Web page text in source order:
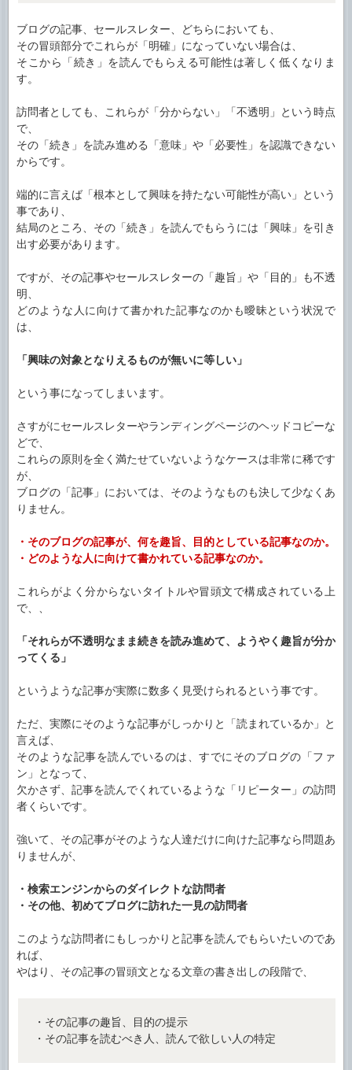
ブログの記事、セールスレター、どちらにおいても、
その冒頭部分でこれらが「明確」になっていない場合は、
そこから「続き」を読んでもらえる可能性は著しく低くなりま
す。
訪問者としても、これらが「分からない」「不透明」という時点
で、
その「続き」を読み進める「意味」や「必要性」を認識できない
からです。
端的に言えば「根本として興味を持たない可能性が高い」という
事であり、
結局のところ、その「続き」を読んでもらうには「興味」を引き
出す必要があります。
ですが、その記事やセールスレターの「趣旨」や「目的」も不透
明、
どのような人に向けて書かれた記事なのかも曖昧という状況で
は、
「興味の対象となりえるものが無いに等しい」
という事になってしまいます。
さすがにセールスレターやランディングページのヘッドコピーな
どで、
これらの原則を全く満たせていないようなケースは非常に稀です
が、
ブログの「記事」においては、そのようなものも決して少なくあ
りません。
・そのブログの記事が、何を趣旨、目的としている記事なのか。
・どのような人に向けて書かれている記事なのか。
これらがよく分からないタイトルや冒頭文で構成されている上
で、、
「それらが不透明なまま続きを読み進めて、ようやく趣旨が分か
ってくる」
というような記事が実際に数多く見受けられるという事です。
ただ、実際にそのような記事がしっかりと「読まれているか」と
言えば、
そのような記事を読んでいるのは、すでにそのブログの「ファ
ン」となって、
欠かさず、記事を読んでくれているような「リピーター」の訪問
者くらいです。
強いて、その記事がそのような人達だけに向けた記事なら問題あ
りませんが、
・検索エンジンからのダイレクトな訪問者
・その他、初めてブログに訪れた一見の訪問者
このような訪問者にもしっかりと記事を読んでもらいたいのであ
れば、
やはり、その記事の冒頭文となる文章の書き出しの段階で、
・その記事の趣旨、目的の提示
・その記事を読むべき人、読んで欲しい人の特定